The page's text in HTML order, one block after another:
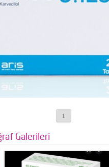
1
Galerileri